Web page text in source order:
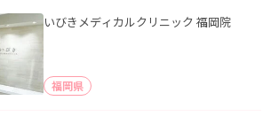
いびきメディカルクリニック 福岡院
福岡県